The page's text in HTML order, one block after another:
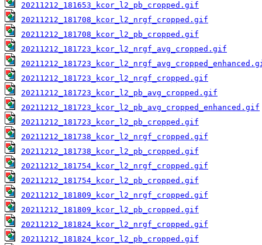
20211212_181653_kcor_l2_pb_cropped.gif
20211212_181708_kcor_l2_nrgf_cropped.gif
20211212_181708_kcor_l2_pb_cropped.gif
20211212_181723_kcor_l2_nrgf_avg_cropped.gif
20211212_181723_kcor_l2_nrgf_cropped.gif
20211212_181723_kcor_l2_pb_avg_cropped.gif
20211212_181723_kcor_l2_pb_avg_cropped_enhanced.gif
20211212_181723_kcor_l2_pb_cropped.gif
20211212_181738_kcor_l2_nrgf_cropped.gif
20211212_181738_kcor_l2_pb_cropped.gif
20211212_181754_kcor_l2_nrgf_cropped.gif
20211212_181754_kcor_l2_pb_cropped.gif
20211212_181809_kcor_l2_nrgf_cropped.gif
20211212_181809_kcor_l2_pb_cropped.gif
20211212_181824_kcor_l2_nrgf_cropped.gif
20211212_181824_kcor_l2_pb_cropped.gif